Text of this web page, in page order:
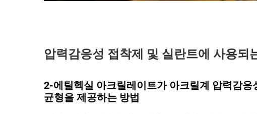
압력감응성 접착제 및 실란트에 사용되
2-에틸헥실 아크릴레이트가 아크릴계 압력감
균형을 제공하는 방법